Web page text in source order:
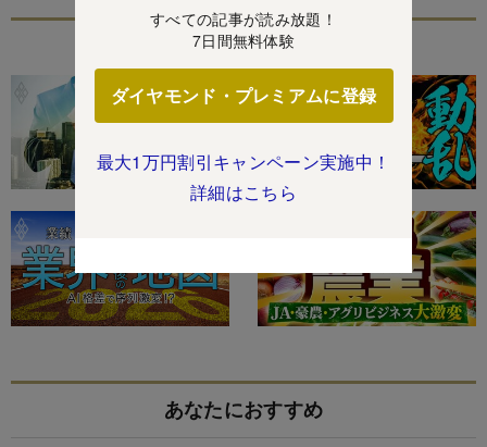
すべての記事が読み放題！
7日間無料体験
ダイヤモンド・プレミアムに登録
最大1万円割引キャンペーン実施中！
詳細はこちら
特集
あなたにおすすめ